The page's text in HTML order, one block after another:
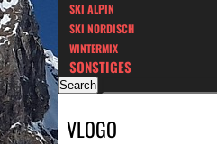
SKI ALPIN
SKI NORDISCH
WINTERMIX
SONSTIGES
VLOGO